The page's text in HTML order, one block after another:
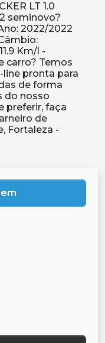
LT 1.0
seminovo?
2022/2022
Km/l -
carro? Temos
pronta para
de forma
do nosso
preferir, faça
de
Fortaleza -